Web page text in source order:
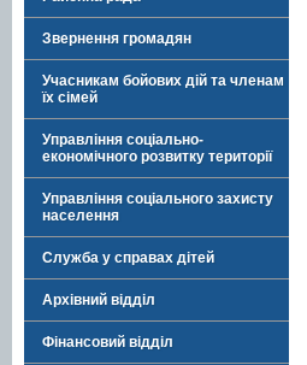
Звернення громадян
Учасникам бойових дій та членам
їх сімей
Управління соціально-
економічного розвитку території
Управління соціального захисту
населення
Служба у справах дітей
Архівний відділ
Фінансовий відділ